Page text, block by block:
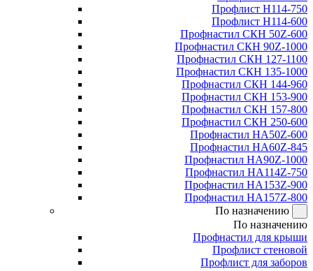
Профлист Н114-750
Профлист Н114-600
Профнастил СКН 50Z-600
Профнастил СКН 90Z-1000
Профнастил СКН 127-1100
Профнастил СКН 135-1000
Профнастил СКН 144-960
Профнастил СКН 153-900
Профнастил СКН 157-800
Профнастил СКН 250-600
Профнастил НА50Z-600
Профнастил НА60Z-845
Профнастил НА90Z-1000
Профнастил НА114Z-750
Профнастил НА153Z-900
Профнастил НА157Z-800
По назначению
По назначению
Профнастил для крыши
Профлист стеновой
Профлист для заборов